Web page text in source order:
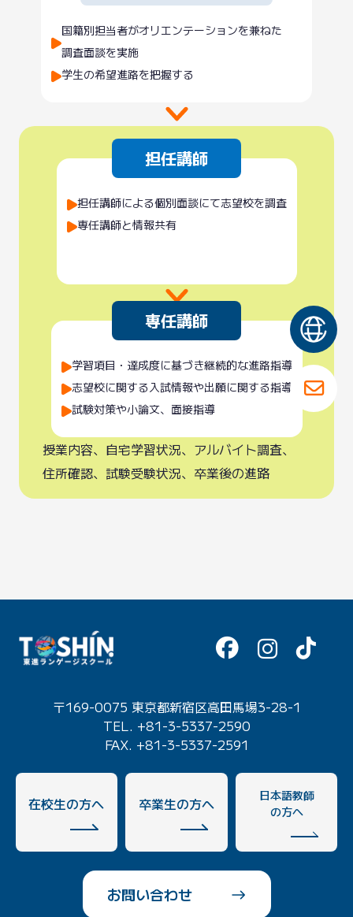
国籍別担当者がオリエンテーションを兼ねた
調査面談を実施
学生の希望進路を把握する
担任講師
担任講師による個別面談にて志望校を調査
専任講師と情報共有
専任講師
学習項目・達成度に基づき継続的な進路指導
志望校に関する入試情報や出願に関する指導
試験対策や小論文、面接指導
授業内容、 自宅学習状況、 アルバイト調査、
住所確認、 試験受験状況、 卒業後の進路
〒169-0075 東京都新宿区高田馬場3-28-1
TEL. +81-3-5337-2590
FAX. +81-3-5337-2591
在校生の方へ 卒業生の方へ
日本語教師
の方へ
お問い合わせ